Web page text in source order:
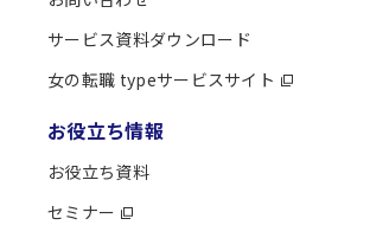
サービス資料ダウンロード
女の転職 typeサービスサイト
お役立ち情報
お役立ち資料
セミナー